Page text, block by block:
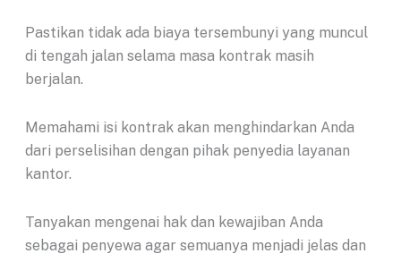
Pastikan tidak ada biaya tersembunyi yang muncul
di tengah jalan selama masa kontrak masih
berjalan.
Memahami isi kontrak akan menghindarkan Anda
dari perselisihan dengan pihak penyedia layanan
kantor.
Tanyakan mengenai hak dan kewajiban Anda
sebagai penyewa agar semuanya menjadi jelas dan